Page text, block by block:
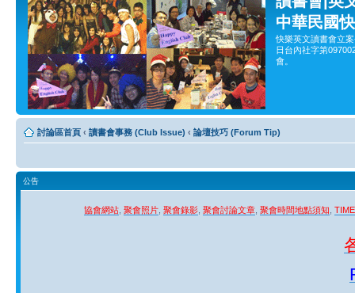
中華民國
快樂英文讀書會立
日台內社字第
會。
討論區首頁 ‹ 讀書會事務 (Club Issue) ‹ 論壇技巧 (Forum Tip)
公告
協會網站 聚會照片 聚會錄影 聚會討論文章 聚會時間地點須知